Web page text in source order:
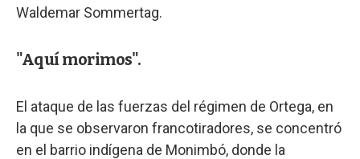
Waldemar Sommertag.
"Aquí morimos".
El ataque de las fuerzas del régimen de Ortega, en
la que se observaron francotiradores, se concentró
en el barrio indígena de Monimbó, donde la